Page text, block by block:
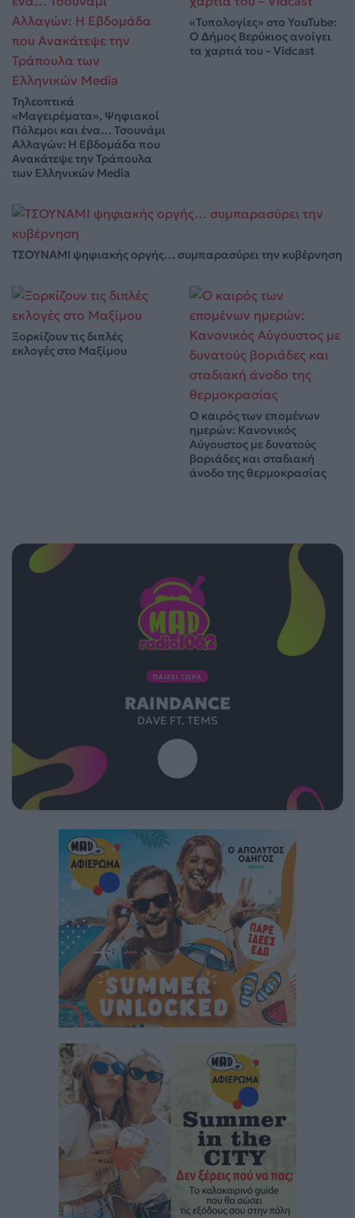
Τηλεοπτικά
«Μαγειρέματα», Ψηφιακοί
Πόλεμοι και ένα… Τσουνάμι
Αλλαγών: Η Εβδομάδα που
Ανακάτεψε την Τράπουλα
των Ελληνικών Media
«Τυπολογίες» στο YouTube:
Ο Δήμος Βερύκιος ανοίγει
τα χαρτιά του – Vidcast
ΤΣΟΥΝΑΜΙ ψηφιακής οργής… συμπαρασύρει την κυβέρνηση
Ξορκίζουν τις διπλές
εκλογές στο Μαξίμου
Ο καιρός των επομένων
ημερών: Κανονικός
Αύγουστος με δυνατούς
βοριάδες και σταδιακή
άνοδο της θερμοκρασίας
ΠΑΙΖΕΙ ΤΩΡΑ
RAINDANCE
DAVE FT. TEMS